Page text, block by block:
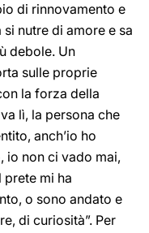
di rinnovamento e
nutre di amore e sa
debole. Un
sulle proprie
la forza della
lì, la persona che
anch’io ho
io non ci vado mai,
prete mi ha
o sono andato e
di curiosità”. Per